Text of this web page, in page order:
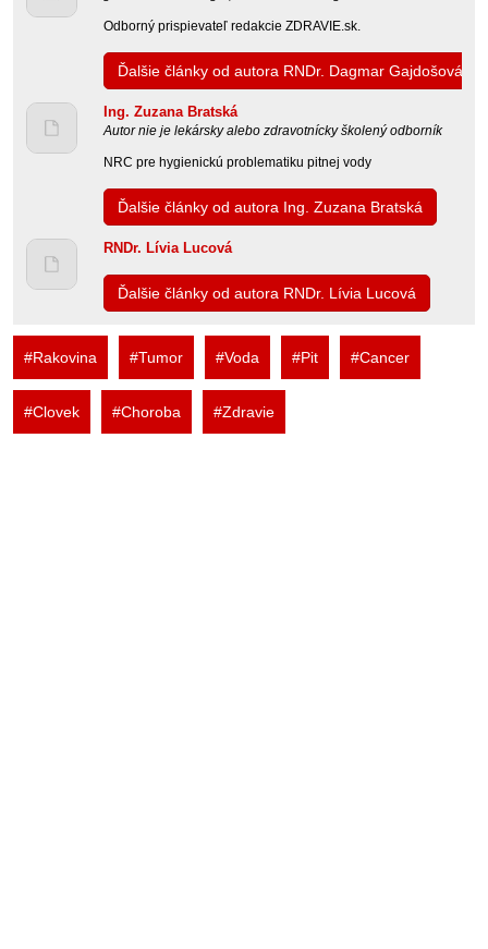
Odborný prispievateľ redakcie ZDRAVIE.sk.
Ďalšie články od autora RNDr. Dagmar Gajdošová
Ing. Zuzana Bratská
Autor nie je lekársky alebo zdravotnícky školený odborník
NRC pre hygienickú problematiku pitnej vody
Ďalšie články od autora Ing. Zuzana Bratská
RNDr. Lívia Lucová
Ďalšie články od autora RNDr. Lívia Lucová
#Rakovina #Tumor #Voda #Pit #Cancer
#Clovek #Choroba #Zdravie